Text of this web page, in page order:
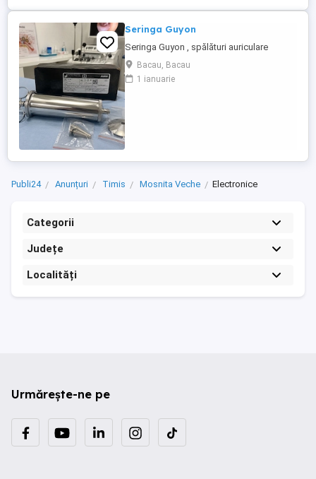
Kingston Fury Beast ...
Seringa Guyon
Seringa Guyon , spălături auriculare
Bacau, Bacau
1 ianuarie
Publi24 Anunțuri Timis Mosnita Veche Electronice
Categorii
Județe
Localități
Urmărește-ne pe